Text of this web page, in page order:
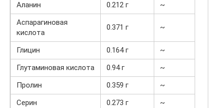
Аланин 0.212 г
~
Аспарагиновая
кислота
0.371 г ~
Глицин 0.164 г
~
Глутаминовая кислота
0.94 г
~
Пролин
0.359 г
~
Серин
0.273 г
~